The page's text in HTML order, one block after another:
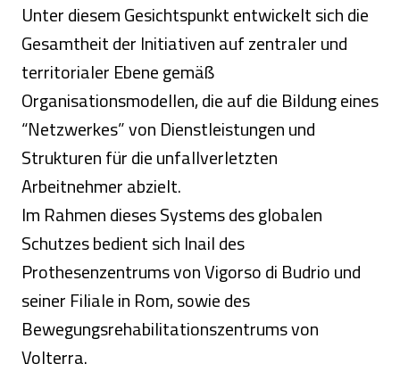
Unter diesem Gesichtspunkt entwickelt sich die
Gesamtheit der Initiativen auf zentraler und
territorialer Ebene gemäß
Organisationsmodellen, die auf die Bildung eines
“Netzwerkes” von Dienstleistungen und
Strukturen für die unfallverletzten
Arbeitnehmer abzielt.
Im Rahmen dieses Systems des globalen
Schutzes bedient sich Inail des
Prothesenzentrums von Vigorso di Budrio und
seiner Filiale in Rom, sowie des
Bewegungsrehabilitationszentrums von
Volterra.